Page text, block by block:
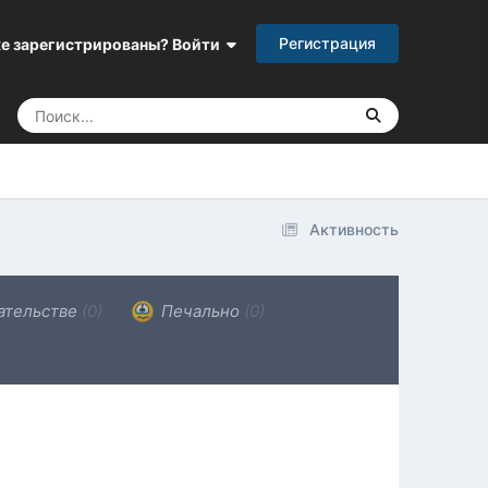
зарегистрированы? Войти Регистрация
Активность
(0) Печально (0)